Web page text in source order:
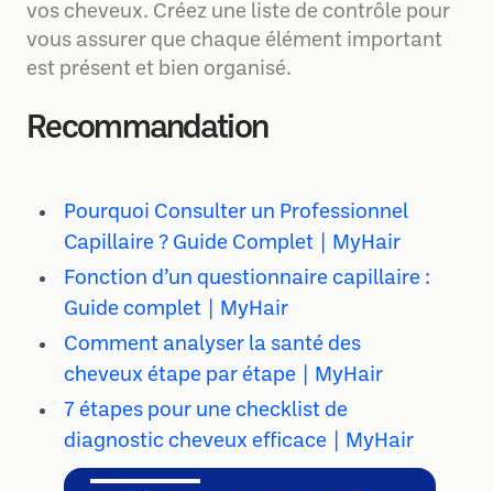
vos cheveux. Créez une liste de contrôle pour
vous assurer que chaque élément important
est présent et bien organisé.
Recommandation
Pourquoi Consulter un Professionnel
Capillaire ? Guide Complet | MyHair
Fonction d’un questionnaire capillaire :
Guide complet | MyHair
Comment analyser la santé des
cheveux étape par étape | MyHair
7 étapes pour une checklist de
diagnostic cheveux efficace | MyHair